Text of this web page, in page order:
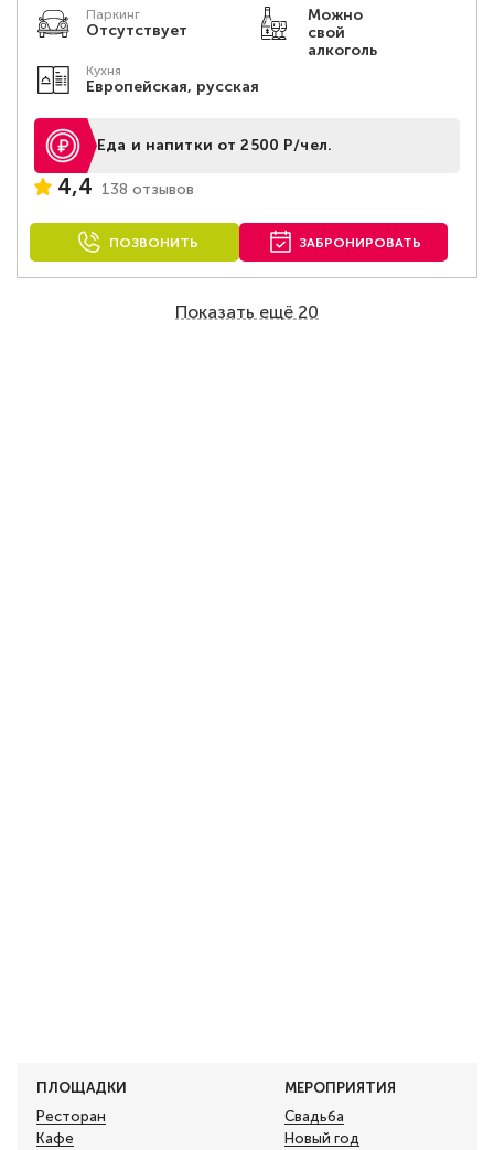
Паркинг
Отсутствует
Можно
свой
алкоголь
Кухня
Европейская, русская
Еда и напитки от 2500 Р/чел.
4,4 138 отзывов
ПОЗВОНИТЬ ЗАБРОНИРОВАТЬ
Показать ещё 20
ПЛОЩАДКИ
Ресторан
Кафе
МЕРОПРИЯТИЯ
Свадьба
Новый год